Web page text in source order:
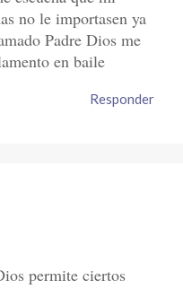
no le importasen ya
Padre Dios me
en baile
Responder
permite ciertos